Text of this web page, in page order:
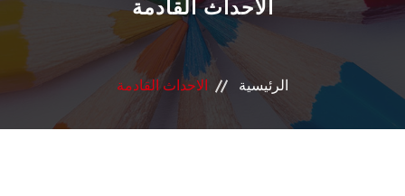
أنشطة الوحدة الاحداث القادمة
الرئيسية الاحداث القادمة